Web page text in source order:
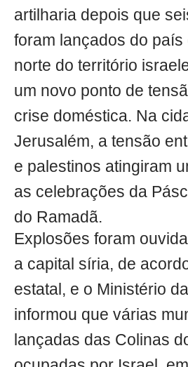
artilharia depois que
foram lançados do país
norte do território
um novo ponto de
crise doméstica. Na
Jerusalém, a tensão
e palestinos atingiram
as celebrações da
do Ramadã.
Explosões foram
a capital síria, de
estatal, e o Ministério
informou que várias
lançadas das Colinas